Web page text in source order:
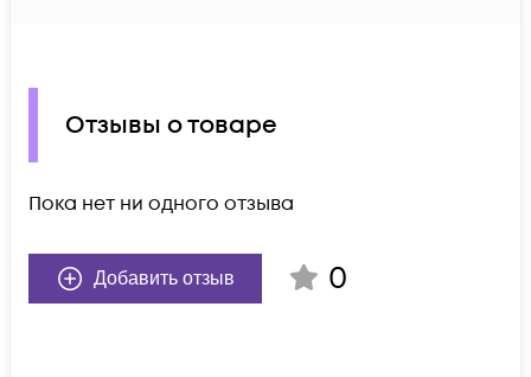
Отзывы о товаре
Пока нет ни одного отзыва
Добавить отзыв 0